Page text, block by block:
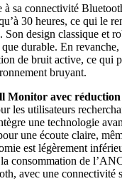
à sa connectivité
30 heures, ce qui le
design classique et
que durable. En
de bruit active, ce qui
bruyant.
Monitor avec
les utilisateurs
une technologie
une écoute claire,
est légèrement
consommation de
avec une connectivité